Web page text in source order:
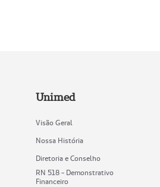
Unimed
Visão Geral
Nossa História
Diretoria e Conselho
RN 518 - Demonstrativo
Financeiro